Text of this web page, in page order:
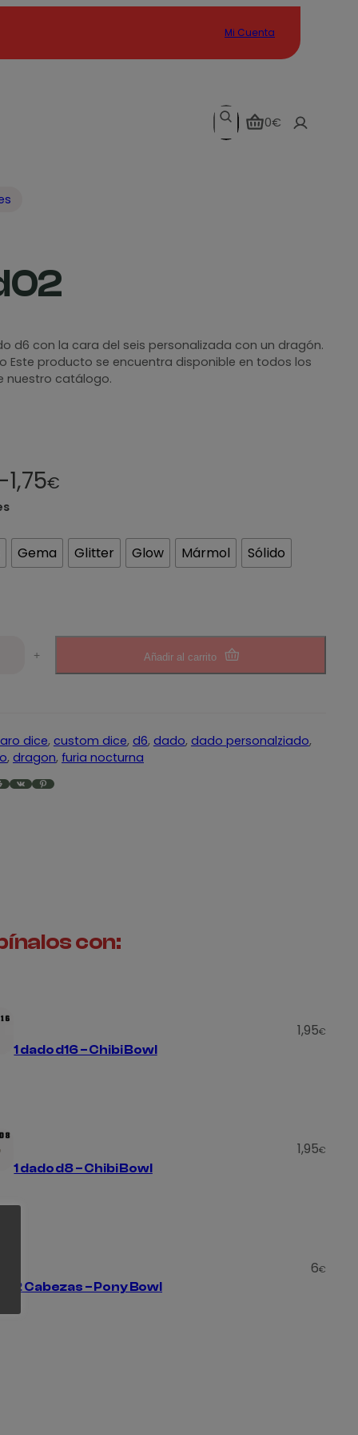
Mi Cuenta
Search
0€
d6 con la cara del seis personalizada con un dragón.
Este producto se encuentra disponible en todos los
nuestro catálogo.
1,75€
Gema Glitter Glow Mármol
Sólido
+ Añadir al carrito
dice, custom dice, d6, dado, dado personalziado
, dragon, furia nocturna
VK Pinterest
con:
1 dado d16 – Chibi Bowl
1,95€
1 dado d8 – Chibi Bowl
1,95€
2 Cabezas – Pony Bowl
6€